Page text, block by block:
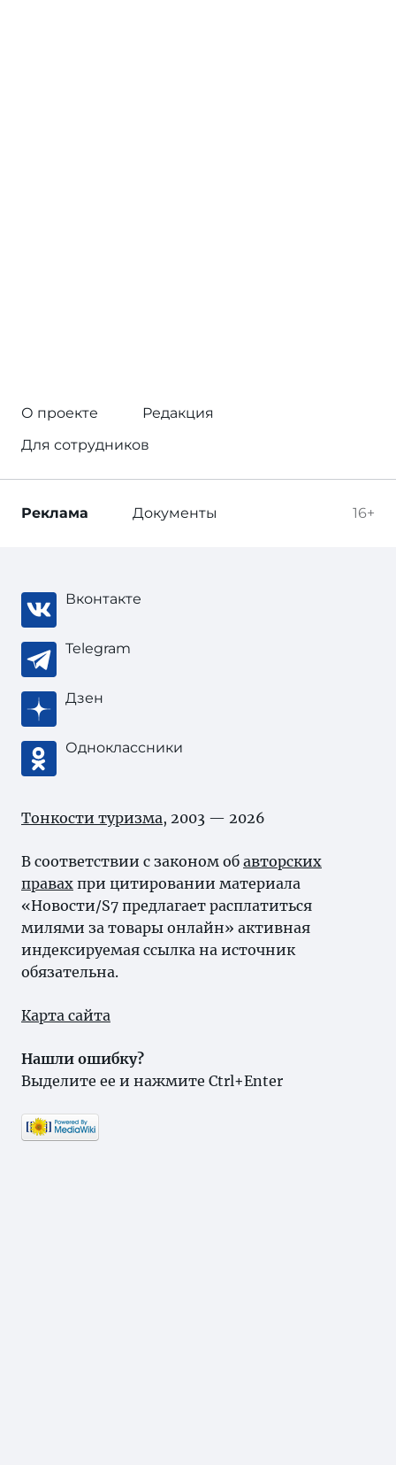
О проекте
Редакция
Для сотрудников
16+
Реклама Документы
Вконтакте
Telegram
Дзен
Одноклассники
Тонкости туризма, 2003 — 2026
В соответствии с законом об авторских
правах при цитировании материала
«Новости/S7 предлагает расплатиться
милями за товары онлайн» активная
индексируемая ссылка на источник
обязательна.
Карта сайта
Нашли ошибку?
Выделите ее и нажмите Ctrl+Enter